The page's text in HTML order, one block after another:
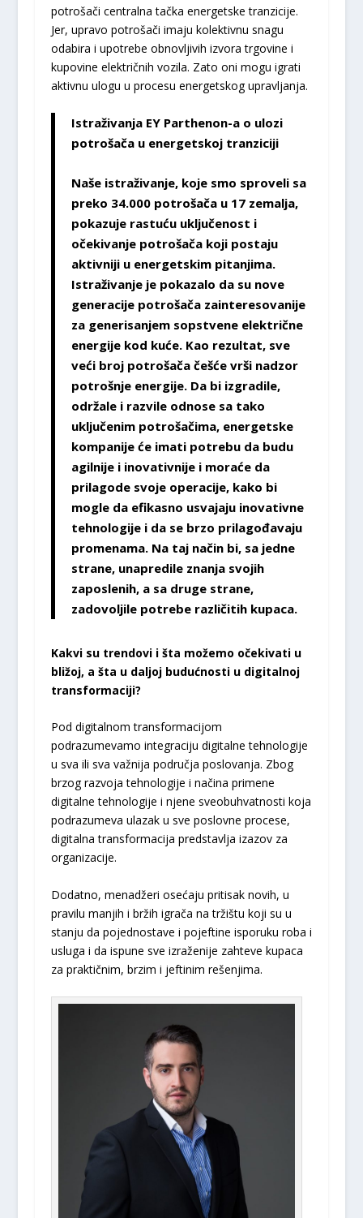
potrošači centralna tačka energetske tranzicije.
Jer, upravo potrošači imaju kolektivnu snagu
odabira i upotrebe obnovljivih izvora trgovine i
kupovine električnih vozila. Zato oni mogu igrati
aktivnu ulogu u procesu energetskog upravljanja.
Istraživanja EY Parthenon-a o ulozi
potrošača u energetskoj tranziciji
Naše istraživanje, koje smo sproveli sa
preko 34.000 potrošača u 17 zemalja,
pokazuje rastuću uključenost i
očekivanje potrošača koji postaju
aktivniji u energetskim pitanjima.
Istraživanje je pokazalo da su nove
generacije potrošača zainteresovanije
za generisanjem sopstvene električne
energije kod kuće. Kao rezultat, sve
veći broj potrošača češće vrši nadzor
potrošnje energije. Da bi izgradile,
održale i razvile odnose sa tako
uključenim potrošačima, energetske
kompanije će imati potrebu da budu
agilnije i inovativnije i moraće da
prilagode svoje operacije, kako bi
mogle da efikasno usvajaju inovativne
tehnologije i da se brzo prilagođavaju
promenama. Na taj način bi, sa jedne
strane, unapredile znanja svojih
zaposlenih, a sa druge strane,
zadovoljile potrebe različitih kupaca.
Kakvi su trendovi i šta možemo očekivati u
bližoj, a šta u daljoj budućnosti u digitalnoj
transformaciji?
Pod digitalnom transformacijom
podrazumevamo integraciju digitalne tehnologije
u sva ili sva važnija područja poslovanja. Zbog
brzog razvoja tehnologije i načina primene
digitalne tehnologije i njene sveobuhvatnosti koja
podrazumeva ulazak u sve poslovne procese,
digitalna transformacija predstavlja izazov za
organizacije.
Dodatno, menadžeri osećaju pritisak novih, u
pravilu manjih i bržih igrača na tržištu koji su u
stanju da pojednostave i pojeftine isporuku roba i
usluga i da ispune sve izraženije zahteve kupaca
za praktičnim, brzim i jeftinim rešenjima.